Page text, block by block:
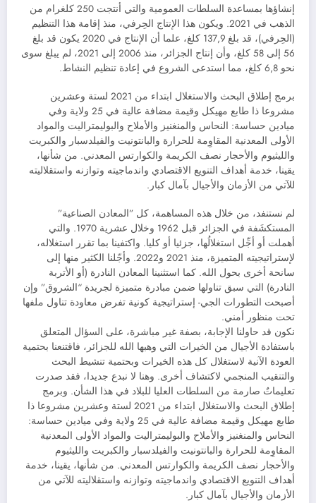
إنشاؤها بمساعدة السلطات العمومية والتي أنتجت 250 كلغرام من
الذهب في 2021. ويكون هذا الإنتاج الحِرفي، منذ إقامة هذا التنظيم
(الحِرفي)، قد بلغ 137,9 كلغ، علما أن الإنتاج في 2020 يكون قد بلغ
56 إلى 58 كلغ، وأن إنتاج الجزائر، منذ 2006 إلى 2021، لم يبلغ سوى
نحو 6,8 كلغ، مما استدعى الشروع في إعادة تنظيم النشاط.
برمج إطلاق البحث والاستغلال ابتداء من 2021 لستة وعشرين
مشروعا ذا طابع مهيكل وقيمة مضافة عالية في 25 ولاية وفي
ميادين حساسة: النحاس والمنغنيز والأملاح والبوليمتراليت والمواد
الأولى المعدنية المقاوِمة للحرارة والبانتونيت والفيلدسبار والكبريت
والليثيوم والأحجار نصف الكريمة والكوارتس المعدني. من شأنها،
يقينا، خدمة أهداف التنويع الاقتصادي واندماجيته وتوازنه واستقلاليته
للآتي من الأزمان والأجيال بآمال كبار.
لم نستنفد، من خلال هذه المساهمة، كل ”المعادن الصناعية”
المستكشَفة في الجزائر قبل 1962 وخلال عشرية 1970. والتي
أهملت أو أجِّل استغلالُها، جزئيا أو كليا. واكتفينا بما تقرر استغلاله،
لإستراتيجيته المتميزة، منذ 2021 و2022. وأجّلنا الكثير منها إلى
سانحة أخرى بحول الله. كما استثنينا المعادن النادرة (أو الأتربة
النادرة) التي سبق تناولها ضمن مبادرة متميزة لجريدة “الشروق” وإن
أصبحت التطورات الجي- إستراتيجية كونية تفرض معاودة تناول ملفها
تحت منظور أمني.
نكون قد حاولنا الإجابة، بصفة غير مباشرة، على السؤال المتعلق
باستفادة الأجيال من الخيرات التي وهبها الله للجزائر، فاقتنعنا بحتمية
العودة الآنية لاستغلال كل هذه الخيرات وبحتمية تنشيط البحث
والتنقيب المنجمي لاكتشاف أخرى. وهنا لا نبدع جديدا، فقد صدرت
تعليماتٌ صارمة من السلطات العليا للبلاد في هذا الشأن. وبرمج
إطلاق البحث والاستغلال ابتداء من 2021 لستة وعشرين مشروعا ذا
طابع مهيكل وقيمة مضافة عالية في 25 ولاية وفي ميادين حساسة:
النحاس والمنغنيز والأملاح والبوليمتراليت والمواد الأولى المعدنية
المقاوِمة للحرارة والبانتونيت والفيلدسبار والكبريت والليثيوم
والأحجار نصف الكريمة والكوارتس المعدني. من شأنها، يقينا، خدمة
أهداف التنويع الاقتصادي واندماجيته وتوازنه واستقلاليته للآتي من
الأزمان والأجيال بآمال كبار.